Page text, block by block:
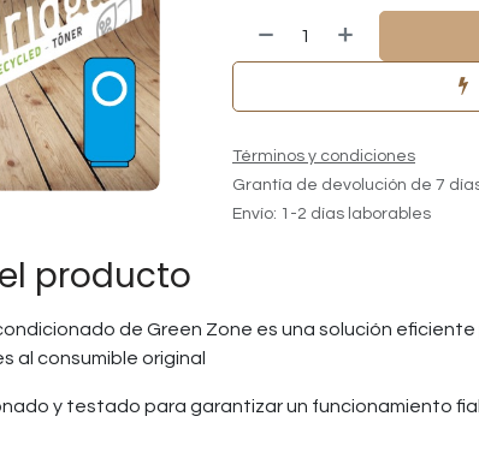
Términos y condiciones
Grantía de devolución de 7
Envío: 1-2 días laborables
producto
de Green Zone es una solución
al consumible original
y testado para garantizar un funcionamiento